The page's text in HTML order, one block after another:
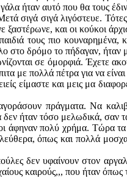
ήταν αυτό που θα τους
σιγά σιγά λιγόστευε.
και οι κούκοι
τους πιο
στο δρόμο το πήδαγαν, ήταν
σε όμορφιά. Έχετε
με πολλά πέτρα για να
είμαστε και μεις μα
πράγματα. Να
δεν ήταν τόσο μελωδικά, σαν
πολύ χρήμα. Τώρα τα
όπως και πολλά
δεν υφαίνουν στον
καιρούς,,, που ήταν